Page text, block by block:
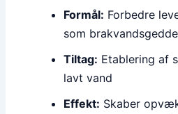
Formål: Forbedre
som
Tiltag: Etablering af
lavt vand
Effekt: Skaber